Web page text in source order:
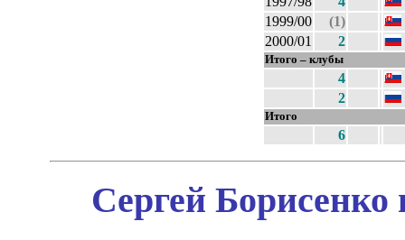
1999/00
(1)
2000/01
2
Итого – клубы
4
2
Итого
6
Сергей Борисенко